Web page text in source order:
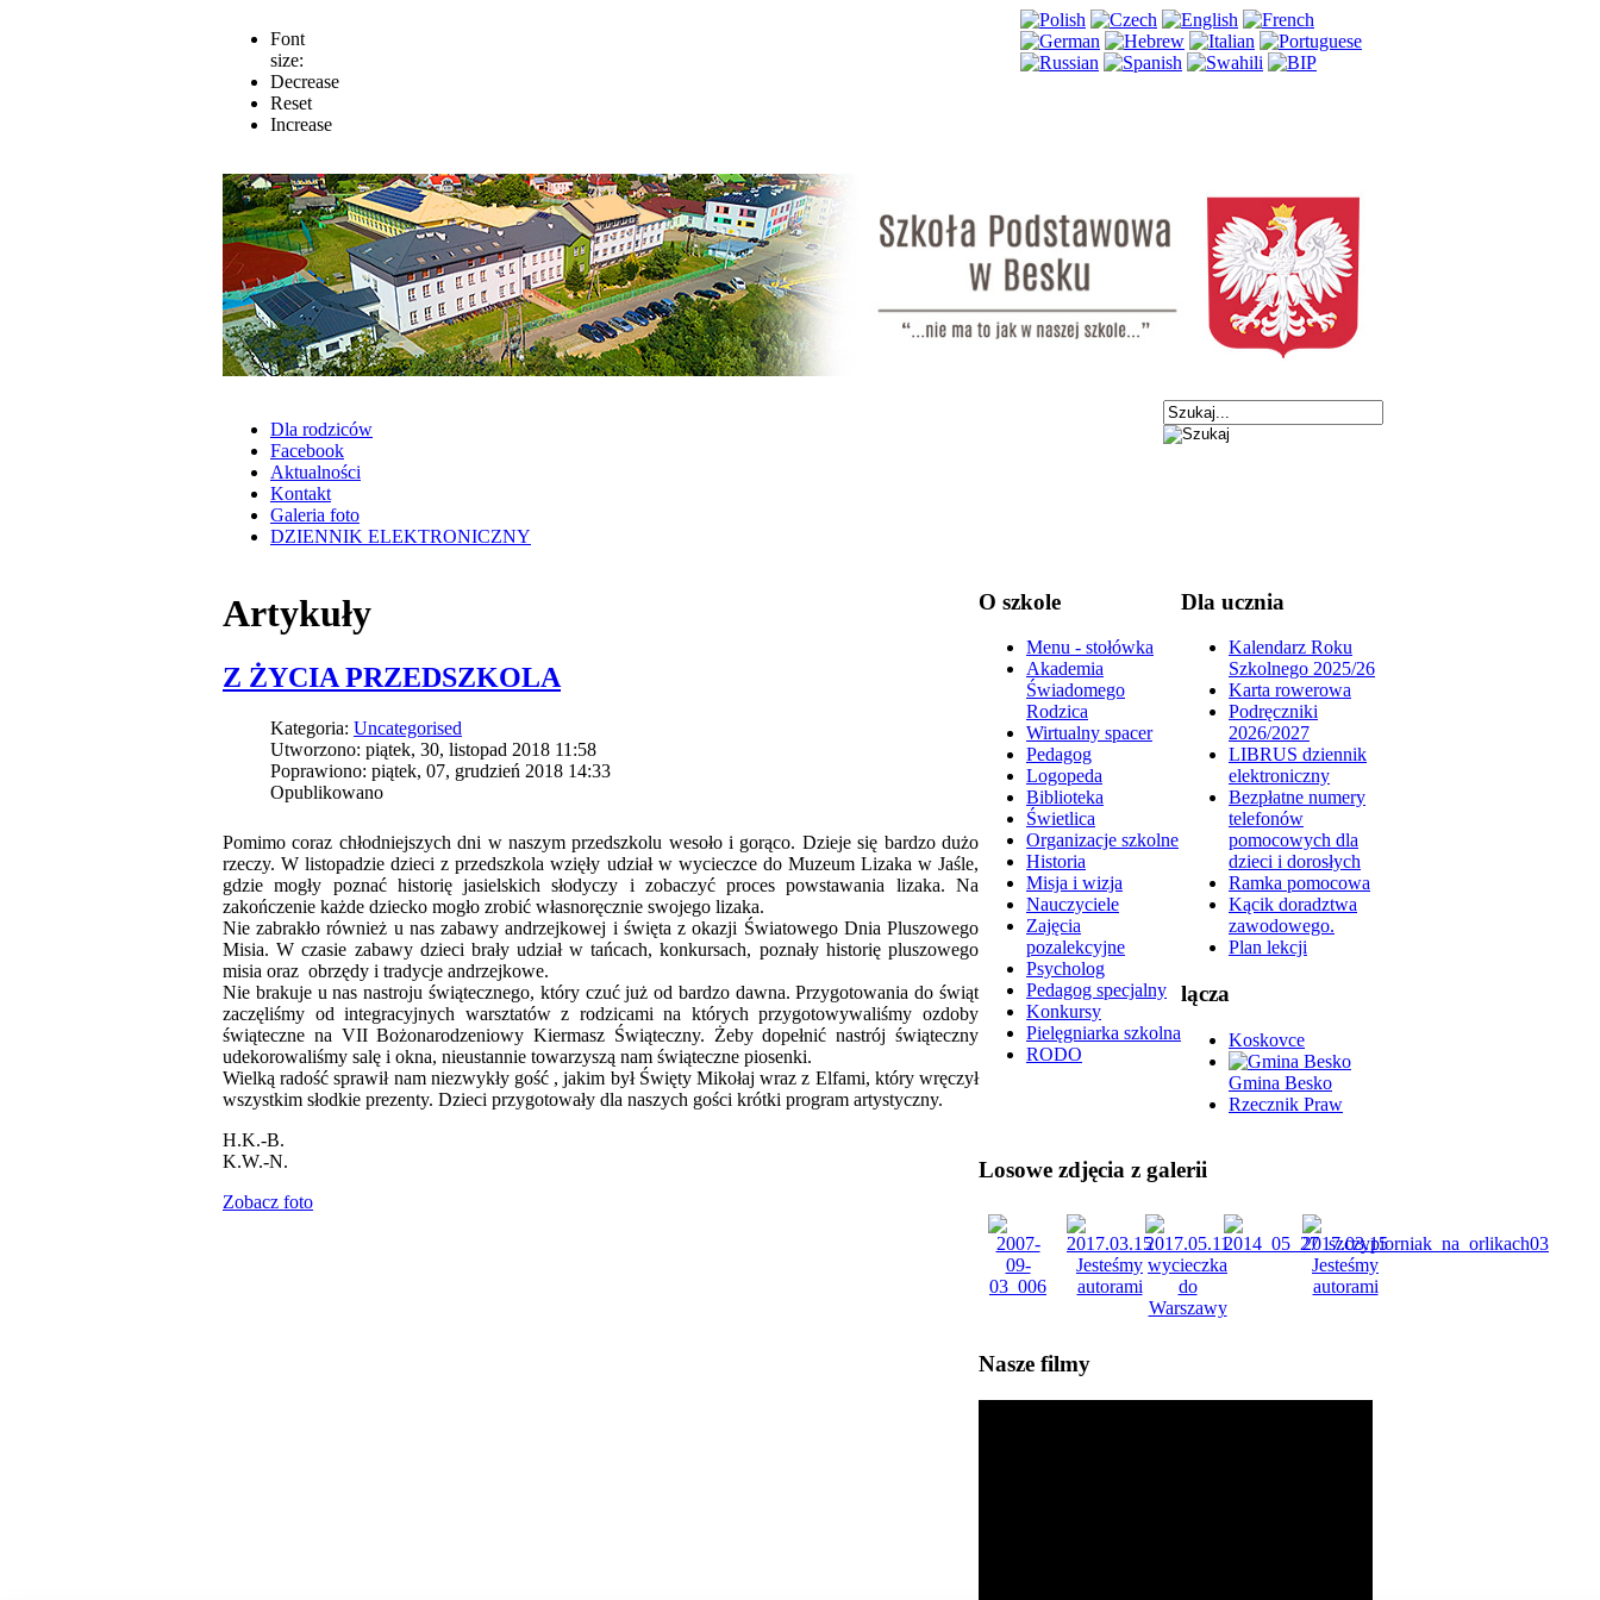
Font
size:
Decrease
Reset
Increase
Dla rodziców
Facebook
Aktualności
Kontakt
Galeria foto
DZIENNIK ELEKTRONICZNY
Artykuły
Z ŻYCIA PRZEDSZKOLA
Kategoria: Uncategorised
Utworzono: piątek, 30, listopad 2018 11:58
Poprawiono: piątek, 07, grudzień 2018 14:33
Opublikowano
Pomimo coraz chłodniejszych dni w naszym przedszkolu wesoło i gorąco. Dzieje się bardzo dużo
rzeczy. W listopadzie dzieci z przedszkola wzięły udział w wycieczce do Muzeum Lizaka w Jaśle,
gdzie mogły poznać historię jasielskich słodyczy i zobaczyć proces powstawania lizaka. Na
zakończenie każde dziecko mogło zrobić własnoręcznie swojego lizaka.
Nie zabrakło również u nas zabawy andrzejkowej i święta z okazji Światowego Dnia Pluszowego
Misia. W czasie zabawy dzieci brały udział w tańcach, konkursach, poznały historię pluszowego
misia oraz obrzędy i tradycje andrzejkowe.
Nie brakuje u nas nastroju świątecznego, który czuć już od bardzo dawna. Przygotowania do świąt
zaczęliśmy od integracyjnych warsztatów z rodzicami na których przygotowywaliśmy ozdoby
świąteczne na VII Bożonarodzeniowy Kiermasz Świąteczny. Żeby dopełnić nastrój świąteczny
udekorowaliśmy salę i okna, nieustannie towarzyszą nam świąteczne piosenki.
Wielką radość sprawił nam niezwykły gość , jakim był Święty Mikołaj wraz z Elfami, który wręczył
wszystkim słodkie prezenty. Dzieci przygotowały dla naszych gości krótki program artystyczny.
H.K.-B.
K.W.-N.
Zobacz foto
O szkole
Menu - stołówka
Akademia
Świadomego
Rodzica
Wirtualny spacer
Pedagog
Logopeda
Biblioteka
Świetlica
Organizacje szkolne
Historia
Misja i wizja
Nauczyciele
Zajęcia
pozalekcyjne
Psycholog
Pedagog specjalny
Konkursy
Pielęgniarka szkolna
RODO
Dla ucznia
Kalendarz Roku
Szkolnego 2025/26
Karta rowerowa
Podręczniki
2026/2027
LIBRUS dziennik
elektroniczny
Bezpłatne numery
telefonów
pomocowych dla
dzieci i dorosłych
Ramka pomocowa
Kącik doradztwa
zawodowego.
Plan lekcji
lącza
Koskovce
Gmina Besko
Rzecznik Praw
Losowe zdjęcia z galerii
Nasze filmy